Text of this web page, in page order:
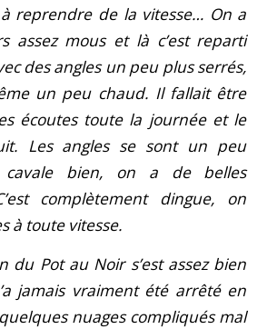
reprendre de la vitesse… On a
assez mous et là c’est reparti
des angles un peu plus serrés,
un peu chaud. Il fallait être
écoutes toute la journée et le
Les angles se sont un peu
cavale bien, on a de belles
complètement dingue, on
à toute vitesse.
du Pot au Noir s’est assez bien
jamais vraiment été arrêté en
nuages compliqués mal